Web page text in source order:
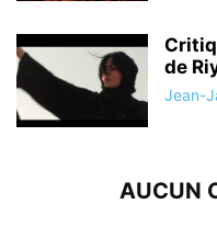
de
Jean-
AUCUN